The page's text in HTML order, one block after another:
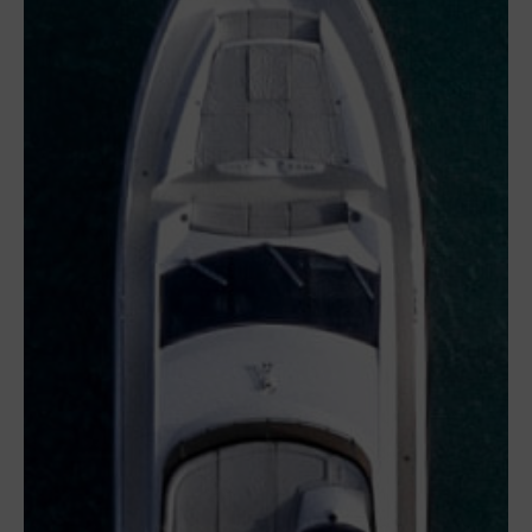
Yacht Protection
Elektrogeräte
Mobile Device
Elektronik